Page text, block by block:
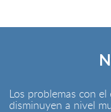
Los problemas con
disminuyen a nivel